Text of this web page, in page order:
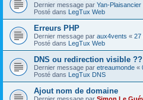
Dernier message par Yan-Plaisancier
Posté dans LegTux Web
Erreurs PHP
Dernier message par aux4vents « 27
Posté dans LegTux Web
DNS ou redirection visible ??
Dernier message par etreaumonde «
Posté dans LegTux DNS
Ajout nom de domaine
Dernier message par Simon Le